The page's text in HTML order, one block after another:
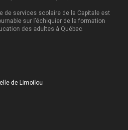
de services scolaire de la Capitale est
sur l’échiquier de la formation
des adultes à Québec.
de Limoilou